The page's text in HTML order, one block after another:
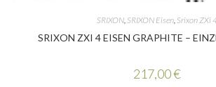
SRIXON SRIXON Eisen Srixon ZXi
SRIXON ZXI 4 EISEN GRAPHITE –
217,00€